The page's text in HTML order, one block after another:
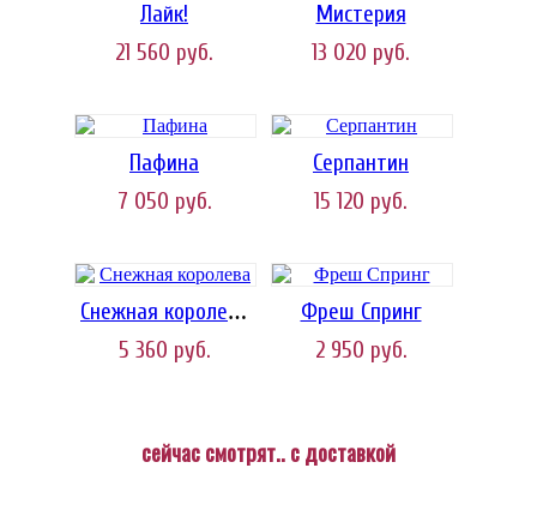
Лайк!
21 560 руб.
Мистерия
13 020 руб.
Пафина
7 050 руб.
Серпантин
15 120 руб.
Снежная королева
5 360 руб.
Фреш Спринг
2 950 руб.
сейчас смотрят.. с доставкой